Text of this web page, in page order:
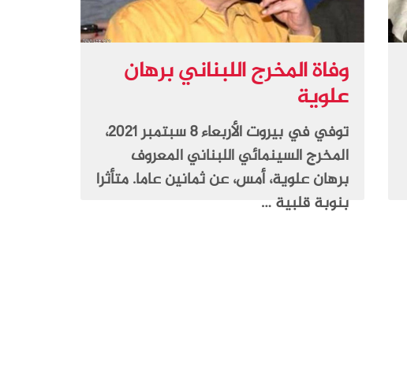
وفاة المخرج اللبناني برهان
علوية
توفي في بيروت الأربعاء 8 سبتمبر 2021،
المخرج السينمائي اللبناني المعروف
برهان علوية، أمس، عن ثمانين عاما. متأثرا
بنوبة قلبية …